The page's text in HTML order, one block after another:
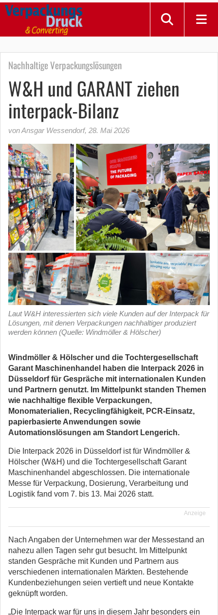
Nachhaltige Verpackungslösungen
W&H und GARANT ziehen
interpack-Bilanz
von Ansgar Wessendorf, 28. Mai 2026
Laut W&H interessierten sich viele Kunden auf der Interpack für
Lösungen, mit denen Verpackungen nachhaltiger produziert
werden können (Quelle: Windmöller & Hölscher)
Windmöller & Hölscher und die Tochtergesellschaft
Garant Maschinenhandel haben die Interpack 2026 in
Düsseldorf für Gespräche mit internationalen Kunden
und Partnern genutzt. Im Mittelpunkt standen Themen
wie nachhaltige flexible Verpackungen,
Monomaterialien, Recyclingfähigkeit, PCR-Einsatz,
papierbasierte Anwendungen sowie
Automationslösungen am Standort Lengerich.
Die Interpack 2026 in Düsseldorf ist für Windmöller &
Hölscher (W&H) und die Tochtergesellschaft Garant
Maschinenhandel abgeschlossen. Die internationale
Messe für Verpackung, Dosierung, Verarbeitung und
Logistik fand vom 7. bis 13. Mai 2026 statt.
Anzeige
Nach Angaben der Unternehmen war der Messestand an
nahezu allen Tagen sehr gut besucht. Im Mittelpunkt
standen Gespräche mit Kunden und Partnern aus
verschiedenen internationalen Märkten. Bestehende
Kundenbeziehungen seien vertieft und neue Kontakte
geknüpft worden.
„Die Interpack war für uns in diesem Jahr besonders ein